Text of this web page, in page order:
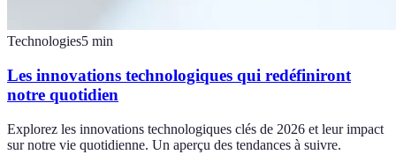
Technologies5 min
Les innovations technologiques qui redéfiniront
notre quotidien
Explorez les innovations technologiques clés de 2026 et leur impact
sur notre vie quotidienne. Un aperçu des tendances à suivre.